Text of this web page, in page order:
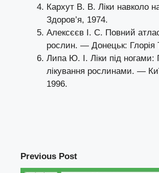
Кархут В. В. Ліки навколо
Здоров’я, 1974.
Алексєєв І. С. Повний
рослин. — Донецьк: Глорія
Липа Ю. І. Ліки під ногами:
лікування рослинами. —
1996.
Previous Post